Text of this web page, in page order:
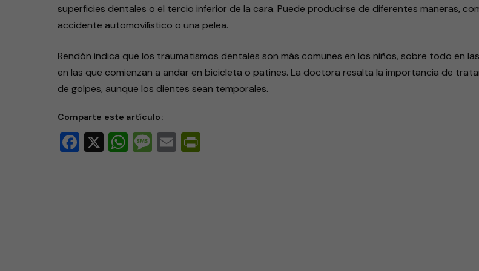
superficies dentales o el tercio inferior de la cara. Puede producirse de diferentes maneras,
accidente automovilístico o una pelea.
Rendón indica que los traumatismos dentales son más comunes en los niños, sobre todo en
en las que comienzan a andar en bicicleta o patines. La doctora resalta la importancia de
de golpes, aunque los dientes sean temporales.
Comparte este artículo:
Facebook
X WhatsApp
Message
EmailPrintFriendly